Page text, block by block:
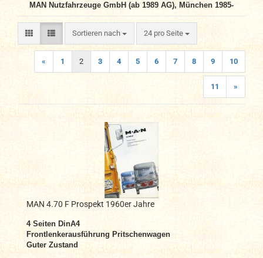
MAN Nutzfahrzeuge GmbH (ab 1989 AG), München 1985-
Sortieren nach
Sortieren nach 24 pro Seite
pro Seite
« 1 2 3 4 5 6 7 8 9 10
11 »
MAN 4.70 F Prospekt 1960er Jahre
4 Seiten DinA4
Frontlenkerausführung Pritschenwagen
Guter Zustand